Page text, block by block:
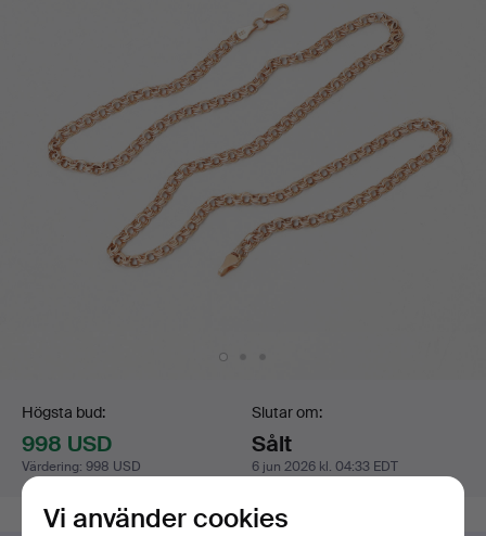
Budgivning
Högsta bud:
998 USD
Värdering: 998 USD
Slutar om:
Sålt
6 jun 2026 kl. 04:33 EDT
Vi använder cookies